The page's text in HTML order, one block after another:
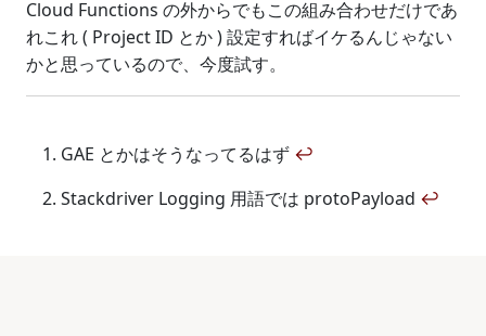
Cloud Functions の外からでもこの組み合わせだけであ
れこれ ( Project ID とか ) 設定すればイケるんじゃない
かと思っているので、今度試す。
GAE とかはそうなってるはず ↩
Stackdriver Logging 用語では protoPayload ↩